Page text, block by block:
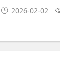
2026-02-02